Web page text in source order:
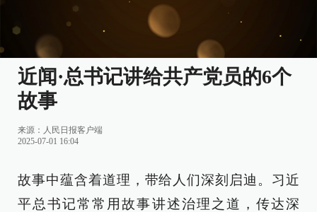
近闻·总书记讲给共产党员的6个
故事
来源： 人民日报客户端
2025-07-01 16:04
故事中蕴含着道理，带给人们深刻启迪。习近
平总书记常常用故事讲述治理之道，传达深